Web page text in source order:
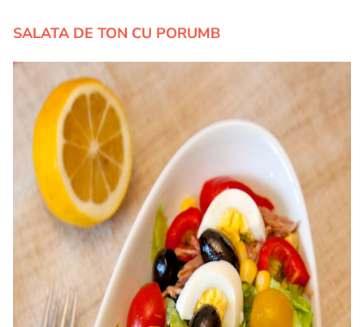
SALATA DE TON CU PORUMB